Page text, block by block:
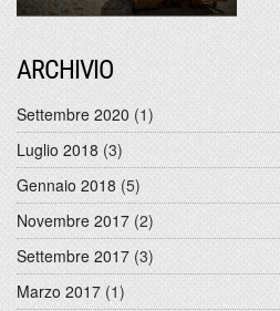
ARCHIVIO
Settembre 2020 (1)
Luglio 2018 (3)
Gennaio 2018 (5)
Novembre 2017 (2)
Settembre 2017 (3)
Marzo 2017 (1)